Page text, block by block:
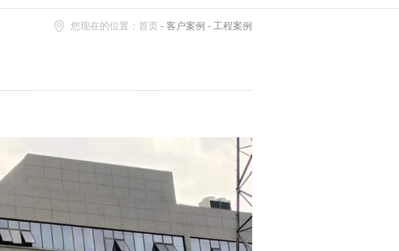
您现在的位置： 首页 - 客户案例 - 工程案例